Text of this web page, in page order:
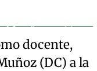
docente,
(DC) a la